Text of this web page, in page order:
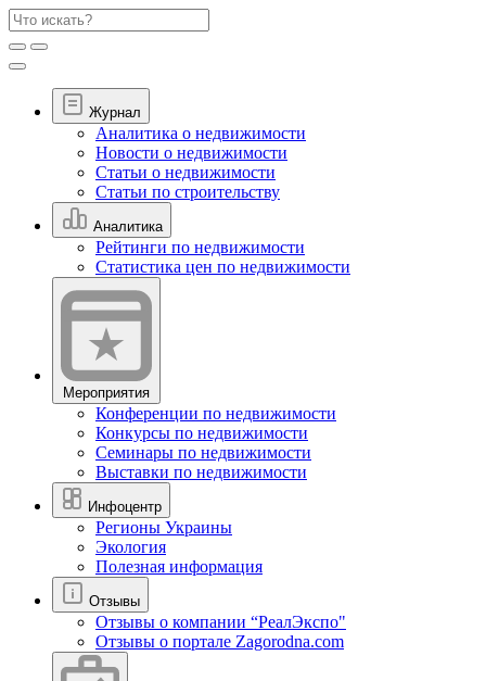
Журнал
Аналитика о недвижимости
Новости о недвижимости
Статьи о недвижимости
Статьи по строительству
Аналитика
Рейтинги по недвижимости
Статистика цен по недвижимости
Мероприятия
Конференции по недвижимости
Конкурсы по недвижимости
Семинары по недвижимости
Выставки по недвижимости
Инфоцентр
Регионы Украины
Экология
Полезная информация
Отзывы
Отзывы о компании “РеалЭкспо"
Отзывы о портале Zagorodna.com